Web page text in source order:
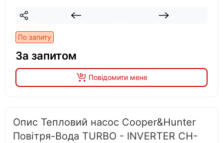
По запиту
За запитом
Повідомити мене
Опис Тепловий насос Cooper&Hunter
Повітря-Вода TURBO - INVERTER CH-